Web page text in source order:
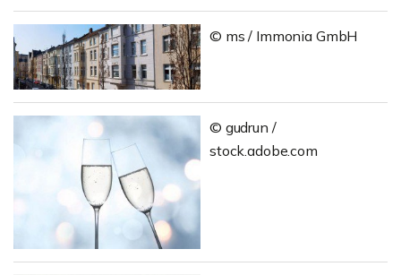
© ms / Immonia GmbH
© gudrun /
stock.adobe.com